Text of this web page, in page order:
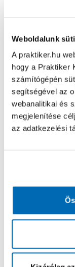
Weboldalunk
A praktiker.hu
hogy a Praktiker
számítógépén
segítségével az
webanalitikai és
megjelenítése
az adatkezelési